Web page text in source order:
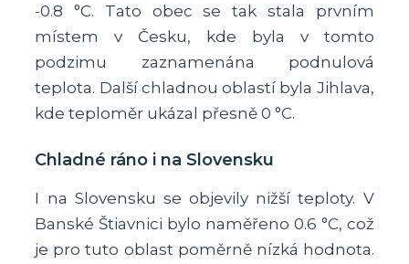
-0.8 °C. Tato obec se tak stala prvním
místem v Česku, kde byla v tomto
podzimu zaznamenána podnulová
teplota. Další chladnou oblastí byla Jihlava,
kde teploměr ukázal přesně 0 °C.
Chladné ráno i na Slovensku
I na Slovensku se objevily nižší teploty. V
Banské Štiavnici bylo naměřeno 0.6 °C, což
je pro tuto oblast poměrně nízká hodnota.